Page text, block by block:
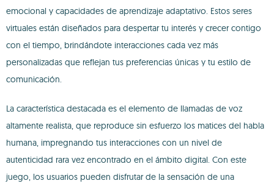
emocional y capacidades de aprendizaje adaptativo. Estos seres
virtuales están diseñados para despertar tu interés y crecer contigo
con el tiempo, brindándote interacciones cada vez más
personalizadas que reflejan tus preferencias únicas y tu estilo de
comunicación.
La característica destacada es el elemento de llamadas de voz
altamente realista, que reproduce sin esfuerzo los matices del habla
humana, impregnando tus interacciones con un nivel de
autenticidad rara vez encontrado en el ámbito digital. Con este
juego, los usuarios pueden disfrutar de la sensación de una